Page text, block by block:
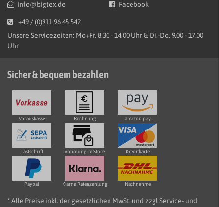
info@bigtex.de Facebook
+49 / (0)911 96 45 542
Unsere Servicezeiten: Mo+Fr. 8.30 - 14.00 Uhr & Di.-Do. 9.00 - 17.00
Uhr
Sicher & bequem bezahlen
Vorauskasse Rechnung amazon pay
Lastschrift Abholung im Store Kreditkarte
Paypal Klarna Ratenzahlung Nachnahme
* Alle Preise inkl. der gesetzlichen MwSt. und zzgl Service- und